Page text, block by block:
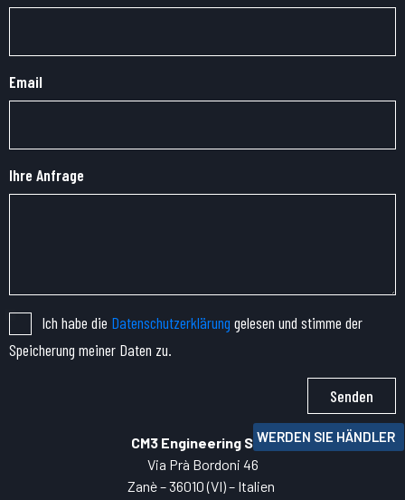
WERDEN SIE HÄNDLER
Email
Ihre Anfrage
Ich habe die Datenschutzerklärung gelesen und stimme der
Speicherung meiner Daten zu.
Senden
CM3 Engineering SRL
Via Prà Bordoni 46
Zanè – 36010 (VI) – Italien